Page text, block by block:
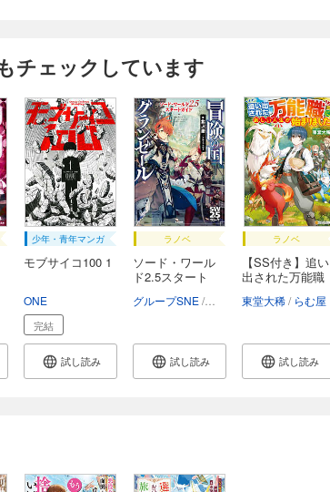
チェックしています
オタクペンギン（社長）
少年・青年マンガ
モブサイコ100 1
ONE
完結
試し読み
ラノベ
ソード・ワール
ド2.5スタート
グループSNE 北沢慶／グループSNE
試し読み
ラノベ
【SS付き】追い
出された万能職
東堂大稀 らむ屋
試し読み